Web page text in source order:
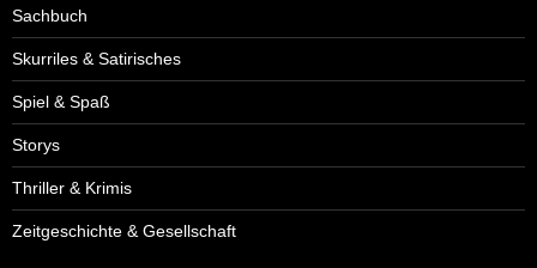
Sachbuch
Skurriles & Satirisches
Spiel & Spaß
Storys
Thriller & Krimis
Zeitgeschichte & Gesellschaft